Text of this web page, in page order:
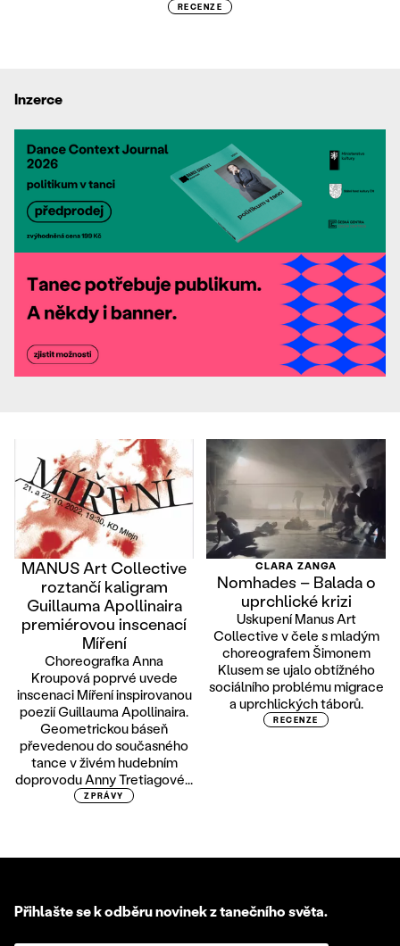
RECENZE
Inzerce
MANUS Art Collective
roztančí kaligram
Guillauma Apollinaira
premiérovou inscenací
Míření
Choreografka Anna
Kroupová poprvé uvede
inscenaci Míření inspirovanou
poezií Guillauma Apollinaira.
Geometrickou báseň
převedenou do současného
tance v živém hudebním
doprovodu Anny Tretiagové...
ZPRÁVY
CLARA ZANGA
Nomhades – Balada o
uprchlické krizi
Uskupení Manus Art
Collective v čele s mladým
choreografem Šimonem
Klusem se ujalo obtížného
sociálního problému migrace
a uprchlických táborů.
RECENZE
Přihlašte se k odběru novinek z tanečního světa.